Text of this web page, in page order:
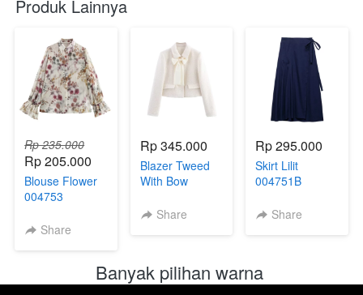
Produk Lainnya
Rp 235.000
Rp 205.000
Blouse Flower
004753
Share
Rp 345.000
Blazer Tweed
With Bow
Share
Rp 295.000
Skirt Lilit
004751B
Share
Banyak pilihan warna